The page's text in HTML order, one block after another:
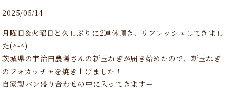
2025/05/14
月曜日&火曜日と久しぶりに2連休頂き、リフレッシュしてきまし
た(^-^)
茨城県の宇治田農場さんの新玉ねぎが届き始めたので、新玉ねぎ
のフォカッチャを焼き上げました！
自家製パン盛り合わせの中に入ってきますー